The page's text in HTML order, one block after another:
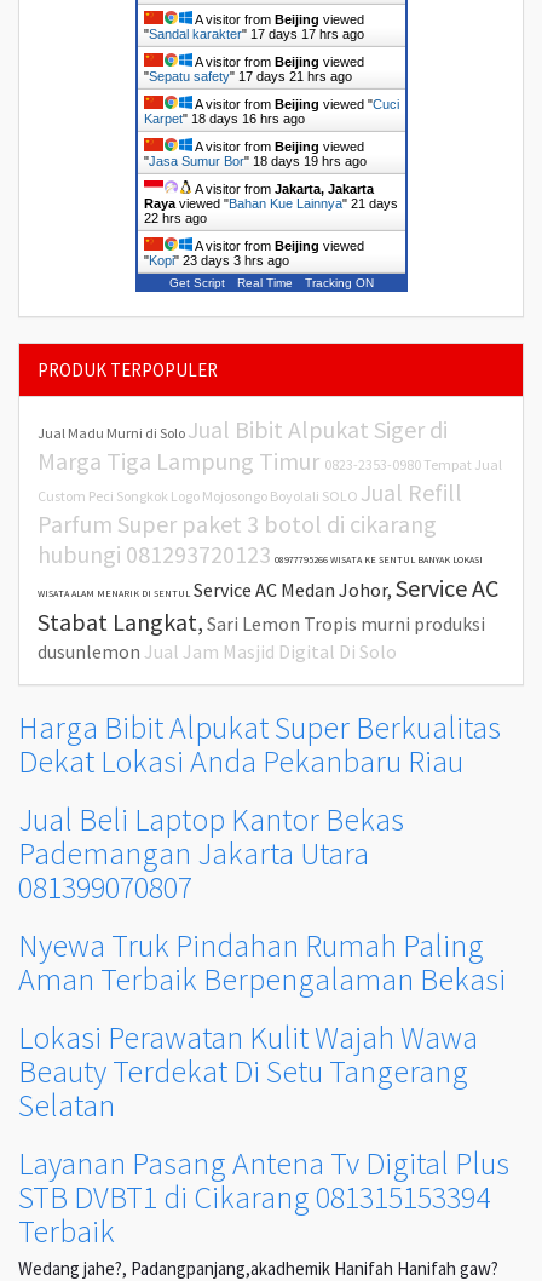
A visitor from Beijing viewed
"Sandal karakter" 17 days 17 hrs ago
A visitor from Beijing viewed
"Sepatu safety" 17 days 21 hrs ago
A visitor from Beijing viewed "Cuci
Karpet" 18 days 16 hrs ago
A visitor from Beijing viewed
"Jasa Sumur Bor" 18 days 19 hrs ago
A visitor from Jakarta, Jakarta
Rayaviewed "Bahan Kue Lainnya" 21 days
22 hrs ago
A visitor from Beijing viewed
"Kopi" 23 days 3 hrs ago
Get Script Real Time Tracking ON
PRODUK TERPOPULER
Jual Madu Murni di Solo Jual Bibit Alpukat Siger di
Marga Tiga Lampung Timur 0823-2353-0980 Tempat Jual
Custom Peci Songkok Logo Mojosongo Boyolali SOLO Jual Refill
Parfum Super paket 3 botol di cikarang
hubungi 081293720123 08977795266 WISATA KE SENTUL BANYAK LOKASI
WISATA ALAM MENARIK DI SENTUL Service AC Medan Johor, Service AC
Stabat Langkat, Sari Lemon Tropis murni produksi
dusunlemon Jual Jam Masjid Digital Di Solo
Harga Bibit Alpukat Super Berkualitas
Dekat Lokasi Anda Pekanbaru Riau
Jual Beli Laptop Kantor Bekas
Pademangan Jakarta Utara
081399070807
Nyewa Truk Pindahan Rumah Paling
Aman Terbaik Berpengalaman Bekasi
Lokasi Perawatan Kulit Wajah Wawa
Beauty Terdekat Di Setu Tangerang
Selatan
Layanan Pasang Antena Tv Digital Plus
STB DVBT1 di Cikarang 081315153394
Terbaik
Wedang jahe?, Padangpanjang,akadhemik Hanifah Hanifah gaw?